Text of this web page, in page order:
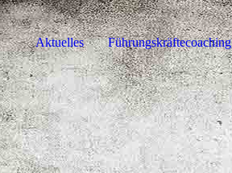
Aktuelles Führungskräftecoaching